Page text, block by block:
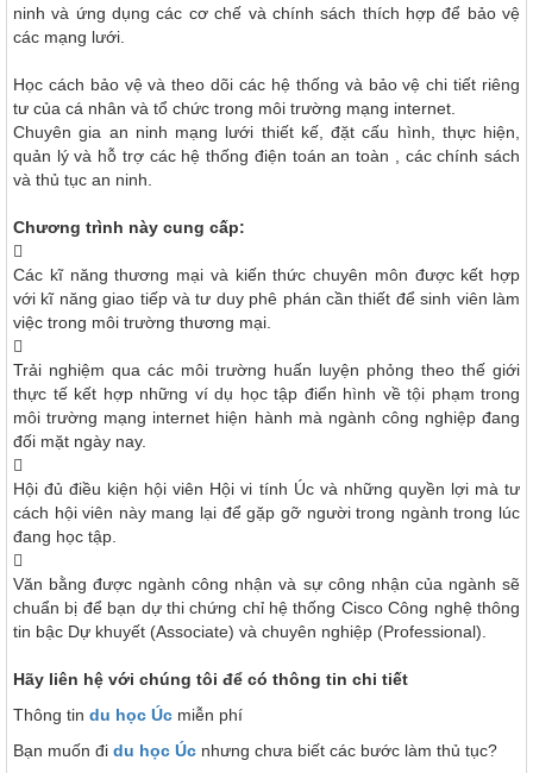
ninh và ứng dụng các cơ chế và chính sách thích hợp để bảo vệ
các mạng lưới.
Học cách bảo vệ và theo dõi các hệ thống và bảo vệ chi tiết riêng
tư của cá nhân và tổ chức trong môi trường mạng internet.
Chuyên gia an ninh mạng lưới thiết kế, đặt cấu hình, thực hiện,
quản lý và hỗ trợ các hệ thống điện toán an toàn , các chính sách
và thủ tục an ninh.
Chương trình này cung cấp:

Các kĩ năng thương mại và kiến thức chuyên môn được kết hợp
với kĩ năng giao tiếp và tư duy phê phán cần thiết để sinh viên làm
việc trong môi trường thương mại.

Trải nghiệm qua các môi trường huấn luyện phỏng theo thế giới
thực tế kết hợp những ví dụ học tập điển hình về tội phạm trong
môi trường mạng internet hiện hành mà ngành công nghiệp đang
đối mặt ngày nay.

Hội đủ điều kiện hội viên Hội vi tính Úc và những quyền lợi mà tư
cách hội viên này mang lại để gặp gỡ người trong ngành trong lúc
đang học tập.

Văn bằng được ngành công nhận và sự công nhận của ngành sẽ
chuẩn bị để bạn dự thi chứng chỉ hệ thống Cisco Công nghệ thông
tin bậc Dự khuyết (Associate) và chuyên nghiệp (Professional).
Hãy liên hệ với chúng tôi để có thông tin chi tiết
Thông tin du học Úc miễn phí
Bạn muốn đi du học Úc nhưng chưa biết các bước làm thủ tục?